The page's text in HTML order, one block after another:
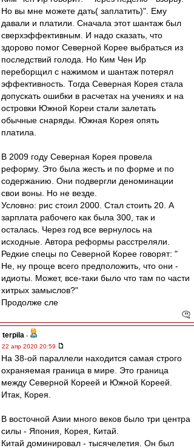
Но вы мне можете дать( заплатить)". Ему
давали и платили. Сначала этот шантаж был
сверхэффективным. И надо сказать, что
здорово помог Северной Корее выбраться из
последствий голода. Но Ким Чен Ир
переборщил с нажимом и шантаж потерял
эффективность. Тогда Северная Корея стала
допускать ошибки в расчетах на учениях и на
островки Южной Кореи стали залетать
обычные снаряды. Южная Корея опять
платила.
В 2009 году Северная Корея провела
реформу. Это была жесть и по форме и по
содержанию. Они подвергли деноминации
свои воны. Но не везде.
Условно: рис стоил 2000. Стал стоить 20. А
зарплата рабочего как была 300, так и
осталась. Через год все вернулось на
исходные. Автора реформы расстреляли.
Редкие спецы по Северной Корее говорят: "
Не, ну проще всего предположить, что они -
идиоты. Может, все-таки было что там по части
хитрых замыслов?"
Продолже сле
terpila -
22 апр 2020 20:59
На 38-ой параллели находится самая строго
охраняемая граница в мире. Это граница
между Северной Кореей и Южной Кореей.
Итак, Корея.
В восточной Азии много веков было три центра
силы - Япония, Корея, Китай.
Китай доминировал - тысячелетия. Он был